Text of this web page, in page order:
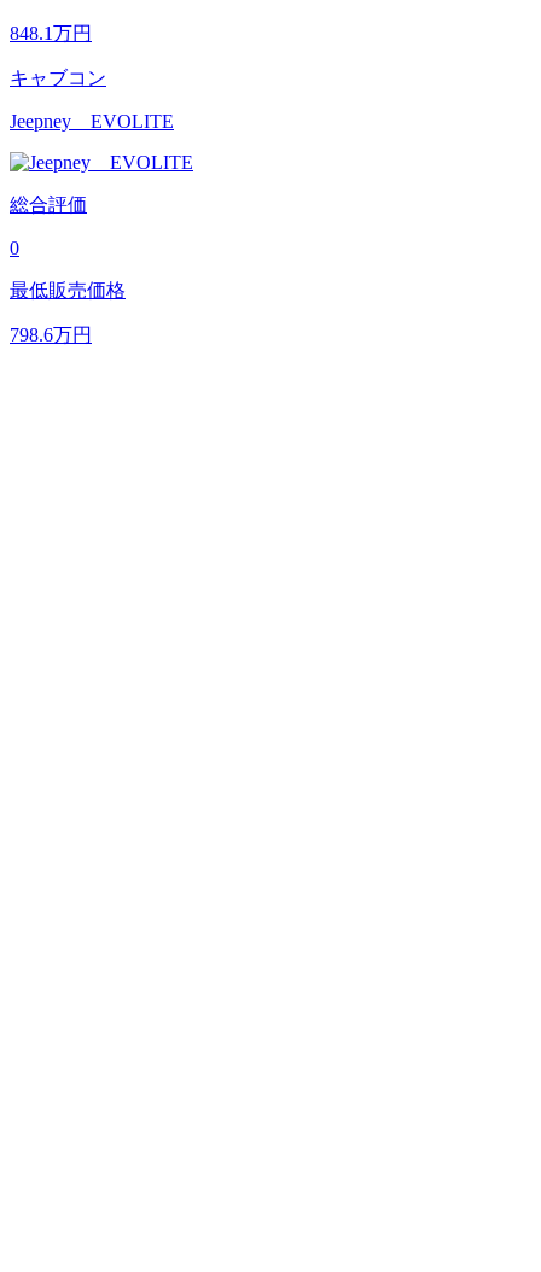
848.1万円
キャブコン
Jeepney EVOLITE
総合評価
0
最低販売価格
798.6万円